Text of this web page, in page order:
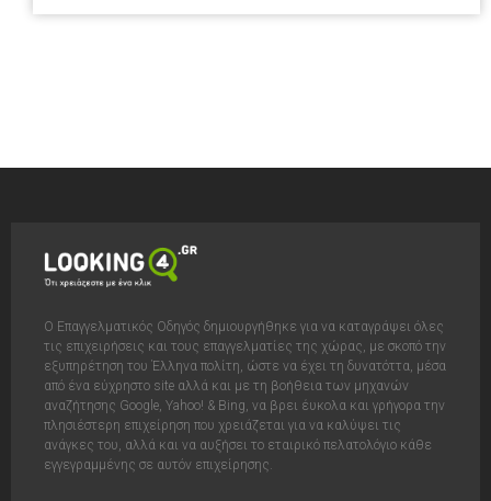
Ο Επαγγελματικός Οδηγός δημιουργήθηκε για να καταγράψει όλες
τις επιχειρήσεις και τους επαγγελματίες της χώρας, με σκοπό την
εξυπηρέτηση του Έλληνα πολίτη, ώστε να έχει τη δυνατόττα, μέσα
από ένα εύχρηστο site αλλά και με τη βοήθεια των μηχανών
αναζήτησης Google, Yahoo! & Bing, να βρει έυκολα και γρήγορα την
πλησιέστερη επιχείρηση που χρειάζεται για να καλύψει τις
ανάγκες του, αλλά και να αυξήσει το εταιρικό πελατολόγιο κάθε
εγγεγραμμένης σε αυτόν επιχείρησης.